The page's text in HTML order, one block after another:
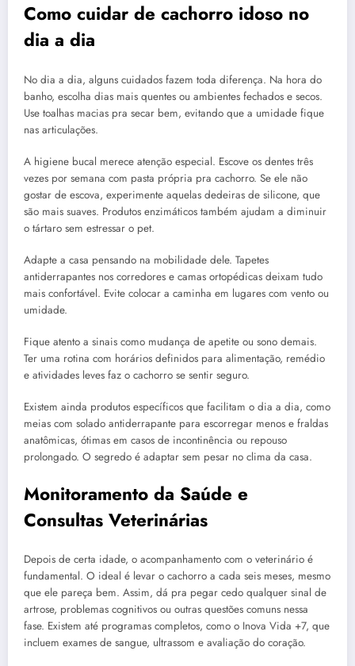
Como cuidar de cachorro idoso no
dia a dia
No dia a dia, alguns cuidados fazem toda diferença. Na hora do
banho, escolha dias mais quentes ou ambientes fechados e secos.
Use toalhas macias pra secar bem, evitando que a umidade fique
nas articulações.
A higiene bucal merece atenção especial. Escove os dentes três
vezes por semana com pasta própria pra cachorro. Se ele não
gostar de escova, experimente aquelas dedeiras de silicone, que
são mais suaves. Produtos enzimáticos também ajudam a diminuir
o tártaro sem estressar o pet.
Adapte a casa pensando na mobilidade dele. Tapetes
antiderrapantes nos corredores e camas ortopédicas deixam tudo
mais confortável. Evite colocar a caminha em lugares com vento ou
umidade.
Fique atento a sinais como mudança de apetite ou sono demais.
Ter uma rotina com horários definidos para alimentação, remédio
e atividades leves faz o cachorro se sentir seguro.
Existem ainda produtos específicos que facilitam o dia a dia, como
meias com solado antiderrapante para escorregar menos e fraldas
anatômicas, ótimas em casos de incontinência ou repouso
prolongado. O segredo é adaptar sem pesar no clima da casa.
Monitoramento da Saúde e
Consultas Veterinárias
Depois de certa idade, o acompanhamento com o veterinário é
fundamental. O ideal é levar o cachorro a cada seis meses, mesmo
que ele pareça bem. Assim, dá pra pegar cedo qualquer sinal de
artrose, problemas cognitivos ou outras questões comuns nessa
fase. Existem até programas completos, como o Inova Vida +7, que
incluem exames de sangue, ultrassom e avaliação do coração.